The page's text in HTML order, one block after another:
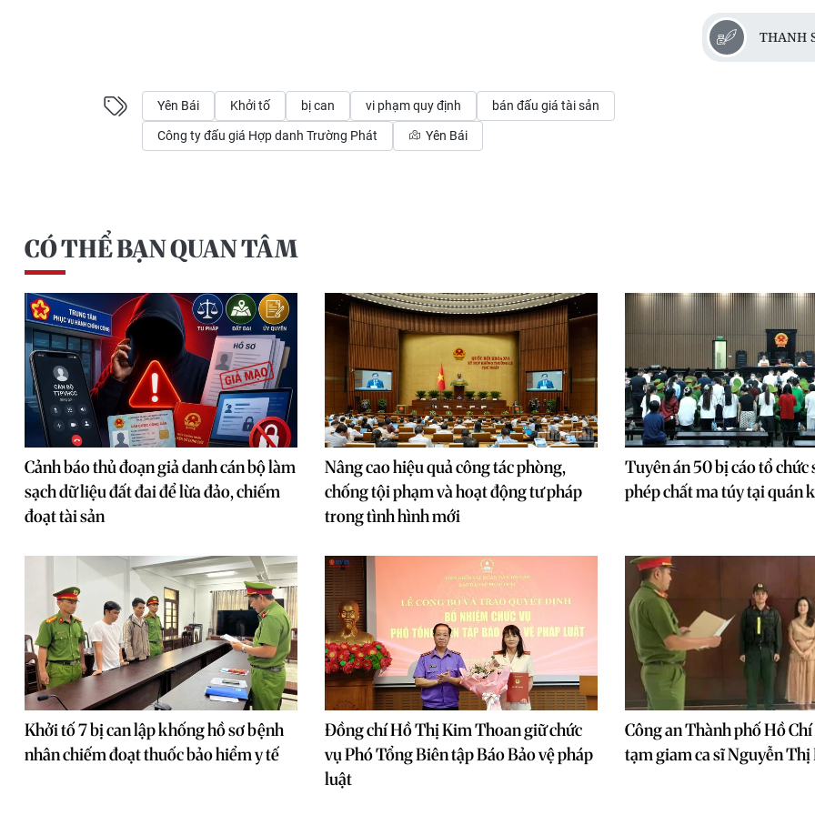
THANH
Yên Bái Khởi tố bị can vi phạm quy định bán đấu giá tài sản
Công ty đấu giá Hợp danh Trường Phát Yên Bái
CÓ THỂ BẠN QUAN TÂM
Cảnh báo thủ đoạn giả danh cán bộ làm
sạch dữ liệu đất đai để lừa đảo, chiếm
đoạt tài sản
Nâng cao hiệu quả công tác phòng,
chống tội phạm và hoạt động tư pháp
trong tình hình mới
Tuyên án 50 bị cáo tổ chức
phép chất ma túy tại quán
Khởi tố 7 bị can lập khống hồ sơ bệnh
nhân chiếm đoạt thuốc bảo hiểm y tế
Đồng chí Hồ Thị Kim Thoan giữ chức
vụ Phó Tổng Biên tập Báo Bảo vệ pháp
luật
Công an Thành phố Hồ
tạm giam ca sĩ Nguyễn